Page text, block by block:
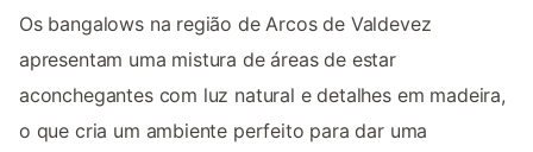
Os bangalows na região de Arcos de Valdevez
apresentam uma mistura de áreas de estar
aconchegantes com luz natural e detalhes em madeira,
o que cria um ambiente perfeito para dar uma